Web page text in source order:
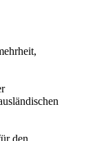
den